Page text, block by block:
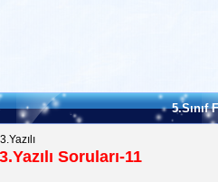
5.Sınıf
Soruları-11